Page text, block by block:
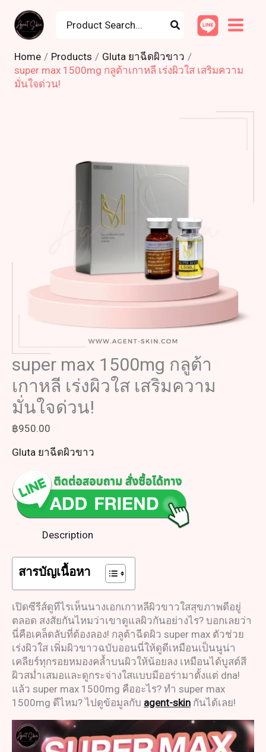
content
for:
Home Products
Gluta ยาฉีดผิวขาว
super max 1500mg กลูต้าเกาหลี เร่งผิวใส เสริมความ
มั่นใจด่วน!
super max 1500mg กลูต้า
เกาหลี เร่งผิวใส เสริมความ
มั่นใจด่วน!
฿950.00
Gluta ยาฉีดผิวขาว
Description
สารบัญเนื้อหา
เปิดซีรีส์ดูทีไรเห็นนางเอกเกาหลีผิวขาวใสสุขภาพดีอยู่
ตลอด สงสัยกันไหมว่าเขาดูแลผิวกันอย่างไร? บอกเลยว่า
นี่คือเคล็ดลับที่ต้องลอง! กลูต้าฉีดผิว super max ตัวช่วย
เร่งผิวใส เพิ่มผิวขาวฉบับออนนี่ให้ดูดีเหมือนเป็นนูน่า
เคลียร์ทุกรอยหมองคล้ำบนผิวให้น้อยลง เหมือนได้บูสต์สี
ผิวสม่ำเสมอและดูกระจ่างใสแบบมีออร่ามาตั้งแต่ dna!
แล้ว super max 1500mg คืออะไร? ทำ super max
1500mg ดีไหม? ไปดูข้อมูลกับ agent-skin กันได้เลย!